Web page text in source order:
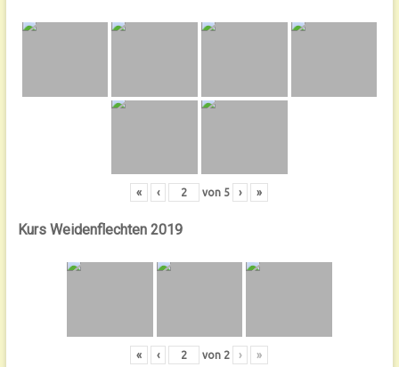
« ‹ von 5 › »
Kurs Weidenflechten 2019
« ‹ von 2 › »